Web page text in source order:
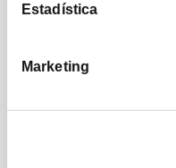
Estadística
Marketing